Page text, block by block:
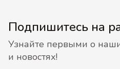
Подпишитесь на
Узнайте первыми о
и новостях!